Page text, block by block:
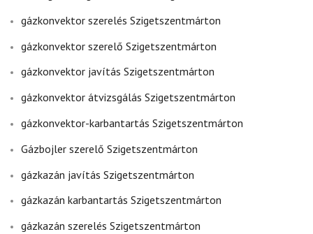
gázkonvektor szerelés Szigetszentmárton
gázkonvektor szerelő Szigetszentmárton
gázkonvektor javítás Szigetszentmárton
gázkonvektor átvizsgálás Szigetszentmárton
gázkonvektor-karbantartás Szigetszentmárton
Gázbojler szerelő Szigetszentmárton
gázkazán javítás Szigetszentmárton
gázkazán karbantartás Szigetszentmárton
gázkazán szerelés Szigetszentmárton